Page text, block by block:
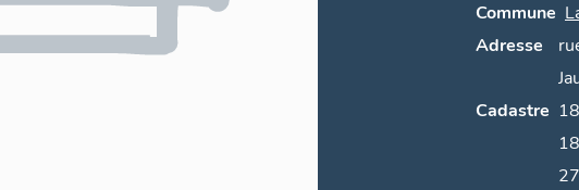
Commune
Adresse
Cadastre 1846 B4